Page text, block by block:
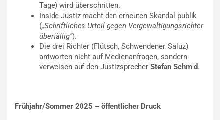
Tage) wird überschritten.
Inside-Justiz macht den erneuten Skandal publik
(„Schriftliches Urteil gegen Vergewaltigungsrichter
überfällig“).
Die drei Richter (Flütsch, Schwendener, Saluz)
antworten nicht auf Medienanfragen, sondern
verweisen auf den Justizsprecher Stefan Schmid.
Frühjahr/Sommer 2025 – öffentlicher Druck